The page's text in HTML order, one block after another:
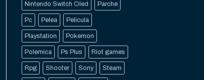
Nintendo Switch Oled Parche
Pc Pelea Pelicula
Playstation Pokemon
Polemica Ps Plus Riot games
Rpg Shooter Sony Steam